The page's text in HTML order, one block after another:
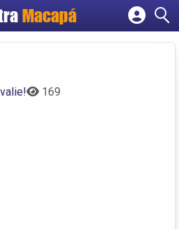
Macapá
Cadastrar empresa
169